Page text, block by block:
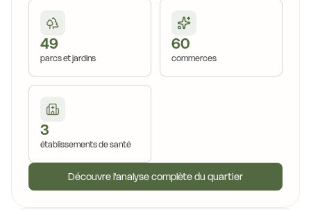
49
parcs et jardins
60
commerces
3
établissements de santé
Découvre l'analyse complète du quartier